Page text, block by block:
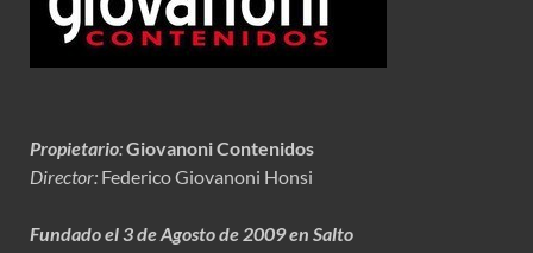
Propietario:Giovanoni Contenidos
Director: Federico Giovanoni Honsi
Fundado el 3 de Agosto de 2009 en Salto